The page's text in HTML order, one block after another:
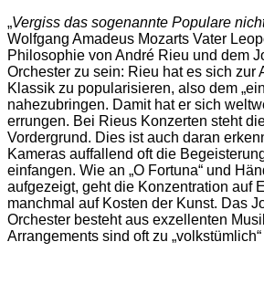
„Vergiss das sogenannte Populare
Wolfgang Amadeus Mozarts Vater
Philosophie von André Rieu und dem
Orchester zu sein: Rieu hat es sich zur
Klassik zu popularisieren, also dem
nahezubringen. Damit hat er sich
errungen. Bei Rieus Konzerten steht
Vordergrund. Dies ist auch daran
Kameras auffallend oft die
einfangen. Wie an „O Fortuna“ und
aufgezeigt, geht die Konzentration auf
manchmal auf Kosten der Kunst. Das
Orchester besteht aus exzellenten
Arrangements sind oft zu